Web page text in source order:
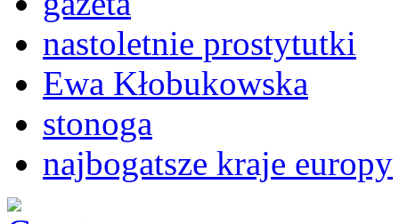
nastoletnie prostytutki
Ewa Kłobukowska
stonoga
najbogatsze kraje europy